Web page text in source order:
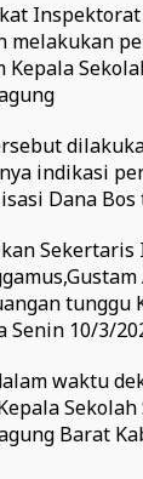
melakukan
Kepala
indikasi
Dana
tunggu
Senin 10/3/
waktu
Barat